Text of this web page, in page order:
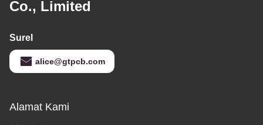
Co., Limited
Surel
alice@gtpcb.com
Alamat Kami